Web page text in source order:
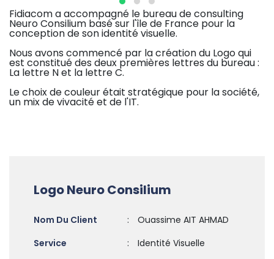
Fidiacom a accompagné le bureau de consulting
Neuro Consilium basé sur l'île de France pour la
conception de son identité visuelle.
Nous avons commencé par la création du Logo qui
est constitué des deux premières lettres du bureau :
La lettre N et la lettre C.
Le choix de couleur était stratégique pour la société,
un mix de vivacité et de l'IT.
Logo Neuro Consilium
Nom Du Client :
Ouassime AIT AHMAD
Service
:
Identité Visuelle